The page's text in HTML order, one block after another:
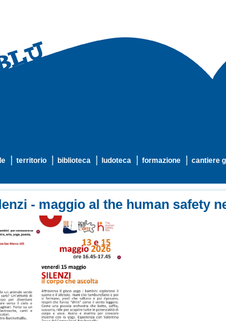
territorio biblioteca ludoteca formazione cantiere
- maggio al the human safety